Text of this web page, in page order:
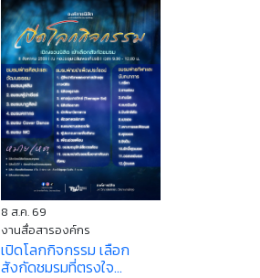
8 ส.ค. 69
งานสื่อสารองค์กร
เปิดโลกกิจกรรม เลือก
สังกัดชมรมที่ตรงใจ...